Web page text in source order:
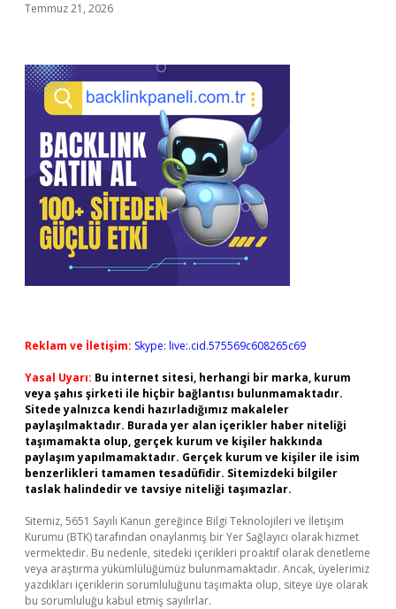
Temmuz 21, 2026
Reklam ve İletişim: Skype: live:.cid.575569c608265c69
Yasal Uyarı: Bu internet sitesi, herhangi bir marka, kurum
veya şahıs şirketi ile hiçbir bağlantısı bulunmamaktadır.
Sitede yalnızca kendi hazırladığımız makaleler
paylaşılmaktadır. Burada yer alan içerikler haber niteliği
taşımamakta olup, gerçek kurum ve kişiler hakkında
paylaşım yapılmamaktadır. Gerçek kurum ve kişiler ile isim
benzerlikleri tamamen tesadüfidir. Sitemizdeki bilgiler
taslak halindedir ve tavsiye niteliği taşımazlar.
Sitemiz, 5651 Sayılı Kanun gereğince Bilgi Teknolojileri ve İletişim
Kurumu (BTK) tarafından onaylanmış bir Yer Sağlayıcı olarak hizmet
vermektedir. Bu nedenle, sitedeki içerikleri proaktif olarak denetleme
veya araştırma yükümlülüğümüz bulunmamaktadır. Ancak, üyelerimiz
yazdıkları içeriklerin sorumluluğunu taşımakta olup, siteye üye olarak
bu sorumluluğu kabul etmiş sayılırlar.